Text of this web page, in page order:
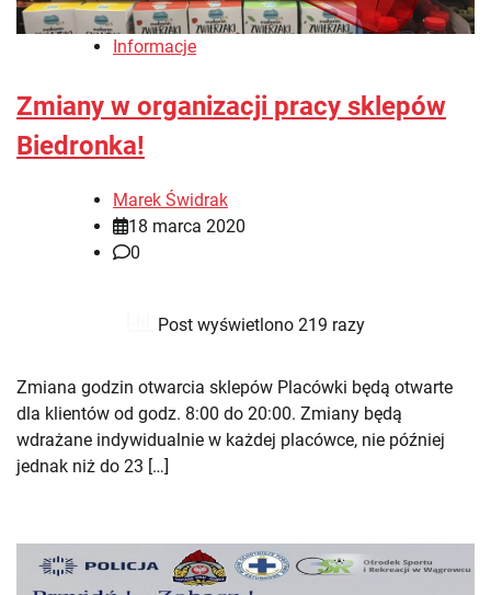
Informacje
Zmiany w organizacji pracy sklepów
Biedronka!
Marek Świdrak
18 marca 2020
0
Post wyświetlono 219 razy
Zmiana godzin otwarcia sklepów Placówki będą otwarte
dla klientów od godz. 8:00 do 20:00. Zmiany będą
wdrażane indywidualnie w każdej placówce, nie później
jednak niż do 23 […]